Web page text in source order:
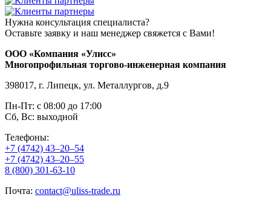
Нужна консультация специалиста?
Оставьте заявку и наш менеджер свяжется с Вами!
ООО «Компания «Улисс»
Многопрофильная торгово-инженерная компания
398017, г. Липецк, ул. Металлургов, д.9
Пн-Пт: с 08:00 до 17:00
Сб, Вс: выходной
Телефоны:
+7 (4742) 43–20–54
+7 (4742) 43–20–55
8 (800) 301-63-10
Почта: contact@uliss-trade.ru